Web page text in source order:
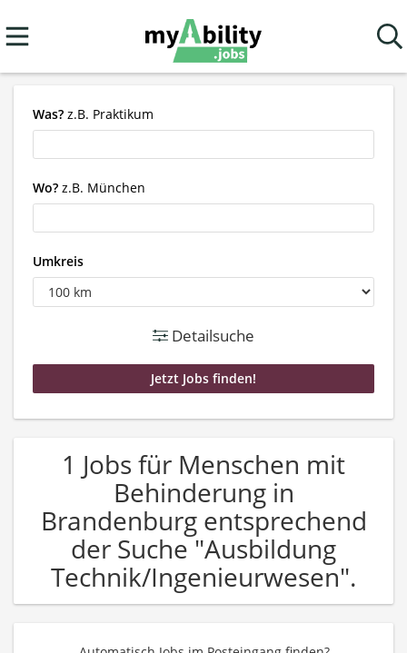
Was? z.B. Praktikum
Wo? z.B. München
Umkreis
Detailsuche
1 Jobs für Menschen mit
Behinderung in
Brandenburg entsprechend
der Suche "Ausbildung
Technik/Ingenieurwesen".